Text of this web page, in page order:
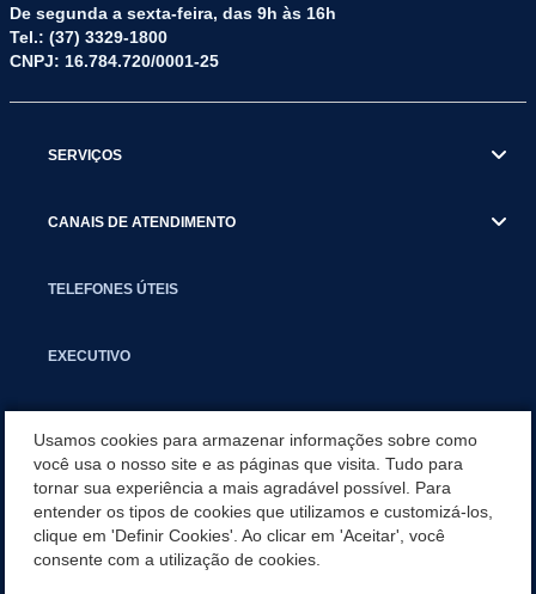
De segunda a sexta-feira, das 9h às 16h
Tel.: (37) 3329-1800
CNPJ: 16.784.720/0001-25
SERVIÇOS
CANAIS DE ATENDIMENTO
TELEFONES ÚTEIS
EXECUTIVO
APLICATIVO
SECRETARIAS
Usamos cookies para armazenar informações sobre como
você usa o nosso site e as páginas que visita. Tudo para
tornar sua experiência a mais agradável possível. Para
entender os tipos de cookies que utilizamos e customizá-los,
clique em 'Definir Cookies'. Ao clicar em 'Aceitar', você
consente com a utilização de cookies.